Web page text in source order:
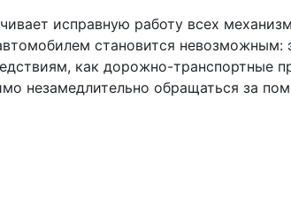
исправную работу всех
становится невозможным:
как дорожно-транспортные
незамедлительно обращаться за